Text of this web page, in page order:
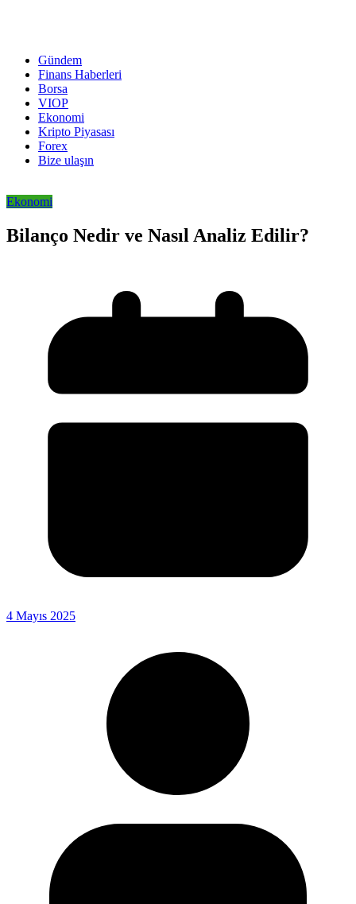
Gündem
Finans Haberleri
Borsa
VIOP
Ekonomi
Kripto Piyasası
Forex
Bize ulaşın
Ekonomi
Bilanço Nedir ve Nasıl Analiz Edilir?
4 Mayıs 2025